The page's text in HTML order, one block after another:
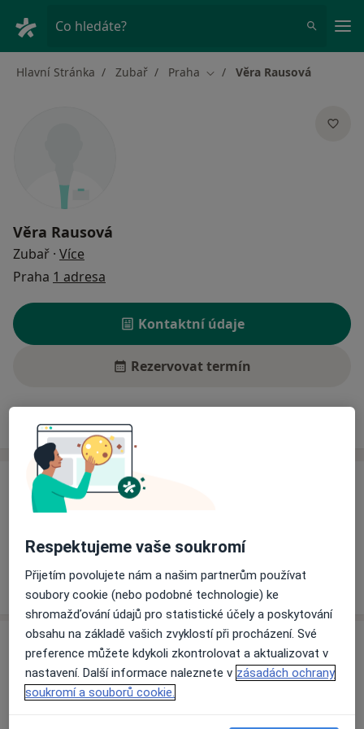
Co hledáte?
Hlavní Stránka Zubař Praha Změna města
Věra Rausová
Věra Rausová
Zubař · Více
Praha 1 adresa
Kontaktní údaje
Rezervovat termín
Ceník Adresy
Ceník
Informace o službách a cenách nejsou k dispozici
Tento specialista ještě nepřidával žádné informace o
Adresa
MUDr. Rausová Věra
Pavlišovská 2283/1, Praha 20
Respektujeme vaše soukromí
Přijetím povolujete nám a našim partnerům používat
soubory cookie (nebo podobné technologie) ke
shromažďování údajů pro statistické účely a poskytování
obsahu na základě vašich zvyklostí při procházení. Své
preference můžete kdykoli zkontrolovat a aktualizovat v
nastavení. Další informace naleznete v zásadách ochrany
soukromí a souborů cookie.